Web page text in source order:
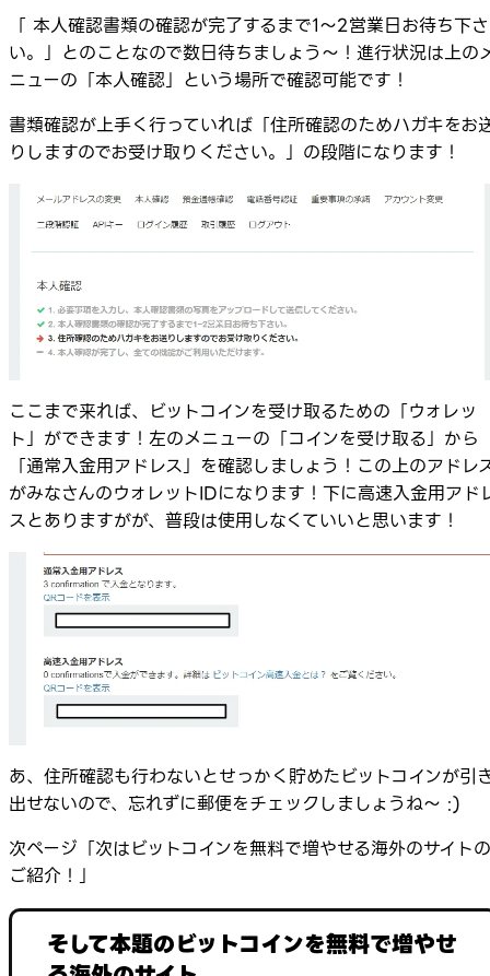
「 本人確認書類の確認が完了するまで1～2営業日お待ち下さ
い。」とのことなので数日待ちましょう～！進行状況は上の
ニューの「本人確認」という場所で確認可能です！
書類確認が上手く行っていれば「住所確認のためハガキをお
りしますのでお受け取りください。」の段階になります！
ここまで来れば、ビットコインを受け取るための「ウォレッ
ト」ができます！左のメニューの「コインを受け取る」から
「通常入金用アドレス」を確認しましょう！この上のアドレ
がみなさんのウォレットIDになります！下に高速入金用アド
スとありますがが、普段は使用しなくていいと思います！
あ、住所確認も行わないとせっかく貯めたビットコインが引
出せないので、忘れずに郵便をチェックしましょうね～ :)
次ページ「次はビットコインを無料で増やせる海外のサイトの
ご紹介！」
そして本題のビットコインを無料で増やせ